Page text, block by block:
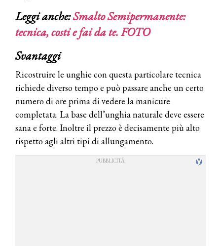
Leggi anche:Smalto Semipermanente:
tecnica, costi e fai da te. FOTO
Svantaggi
Ricostruire le unghie con questa particolare tecnica
richiede diverso tempo e può passare anche un certo
numero di ore prima di vedere la manicure
completata. La base dell’unghia naturale deve essere
sana e forte. Inoltre il prezzo è decisamente più alto
rispetto agli altri tipi di allungamento.